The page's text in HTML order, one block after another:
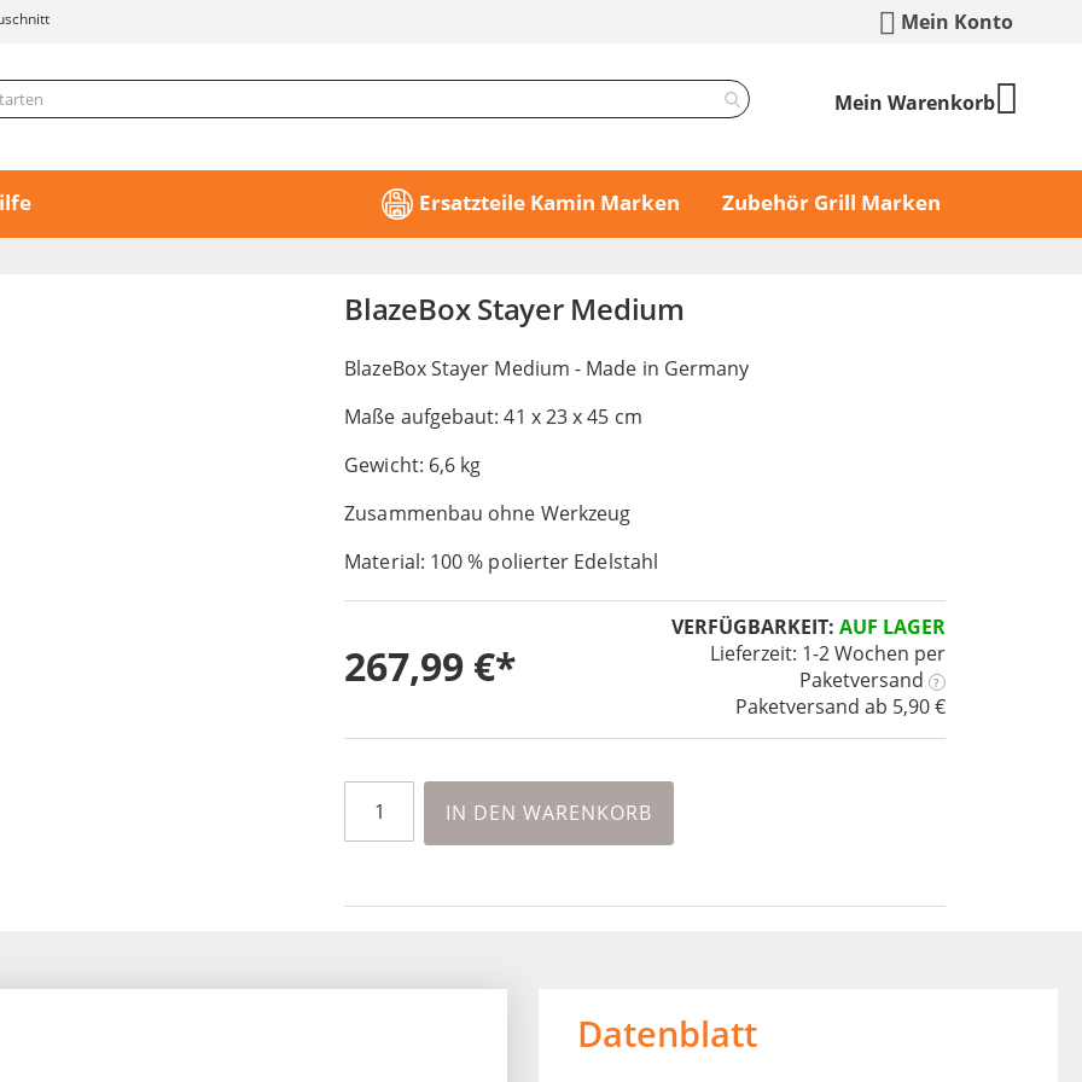
Mein Konto
Mein Warenkorb
Ersatzteile Kamin Marken Zubehör Grill Marken
BlazeBox Stayer Medium
BlazeBox Stayer Medium - Made in Germany
Maße aufgebaut: 41 x 23 x 45 cm
Gewicht: 6,6 kg
Zusammenbau ohne Werkzeug
Material: 100 % polierter Edelstahl
VERFÜGBARKEIT: AUF LAGER
Lieferzeit: 1-2 Wochen per
Paketversand
?
Paketversand ab 5,90 €
267,99 €
IN DEN WARENKORB
Datenblatt